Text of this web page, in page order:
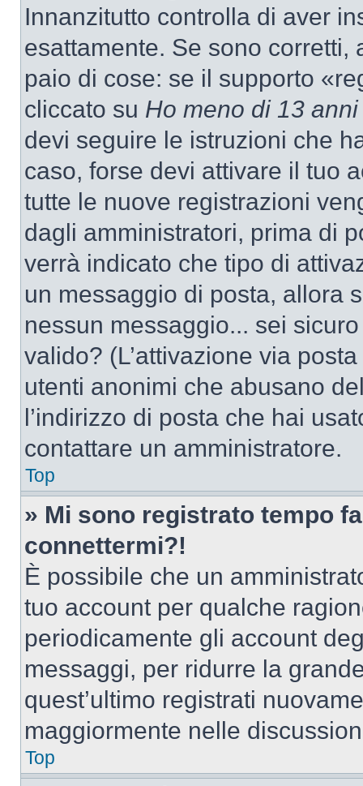
Innanzitutto controlla di aver
esattamente. Se sono
paio di cose: se il supporto
cliccato su Ho meno di 13 anni
devi seguire le istruzioni che
caso, forse devi attivare il tuo
tutte le nuove registrazioni
dagli amministratori, prima di
verrà indicato che tipo di
un messaggio di posta, allora
nessun messaggio... sei
valido? (L’attivazione via
utenti anonimi che abusano
l’indirizzo di posta che hai
contattare un amministratore.
Top
» Mi sono registrato tempo
connettermi?!
È possibile che un
tuo account per qualche
periodicamente gli account
messaggi, per ridurre la
quest’ultimo registrati
maggiormente nelle
Top